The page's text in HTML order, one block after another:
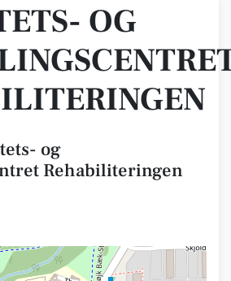
OG
og
Rehabiliteringen